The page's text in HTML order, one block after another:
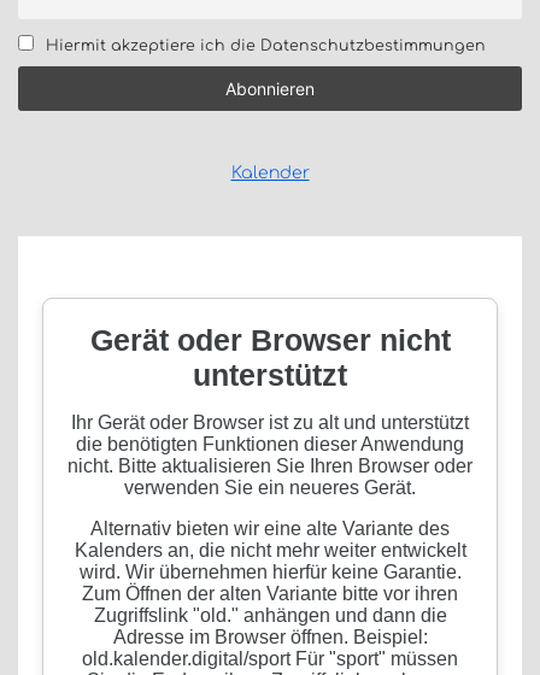
Hiermit akzeptiere ich die Datenschutzbestimmungen
Kalender